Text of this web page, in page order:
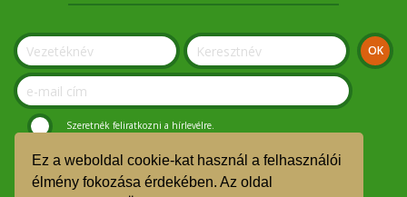
Ez a weboldal cookie-kat használ a felhasználói
élmény fokozása érdekében. Az oldal
Szeretnék feliratkozni a hírlevélre.
© Szolnoki Kosár Közösség 2019.